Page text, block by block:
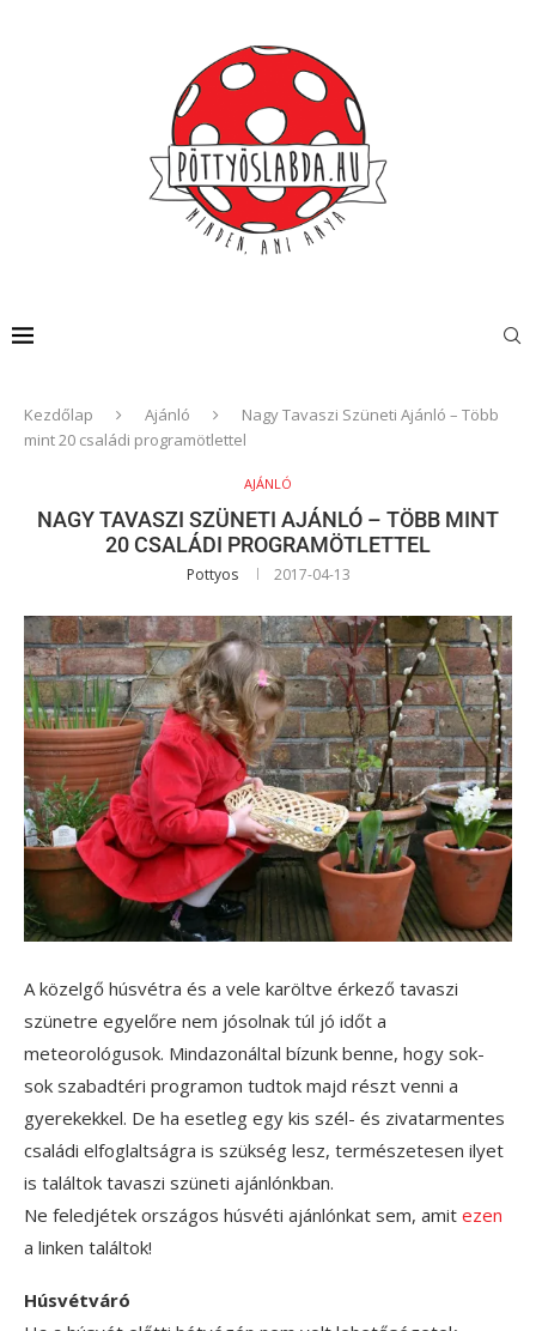
Kezdőlap Ajánló
Nagy Tavaszi Szüneti Ajánló – Több
mint 20 családi programötlettel
AJÁNLÓ
NAGY TAVASZI SZÜNETI AJÁNLÓ – TÖBB MINT
20 CSALÁDI PROGRAMÖTLETTEL
Pottyos 2017-04-13
A közelgő húsvétra és a vele karöltve érkező tavaszi
szünetre egyelőre nem jósolnak túl jó időt a
meteorológusok. Mindazonáltal bízunk benne, hogy sok-
sok szabadtéri programon tudtok majd részt venni a
gyerekekkel. De ha esetleg egy kis szél- és zivatarmentes
családi elfoglaltságra is szükség lesz, természetesen ilyet
is találtok tavaszi szüneti ajánlónkban.
Ne feledjétek országos húsvéti ajánlónkat sem, amit ezen
a linken találtok!
Húsvétváró